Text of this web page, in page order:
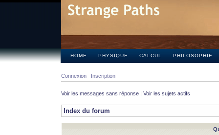
HOME PHYSIQUE CALCUL PHILOSOPHIE
Connexion Inscription
Voir les messages sans réponse | Voir les sujets actifs
Index du forum